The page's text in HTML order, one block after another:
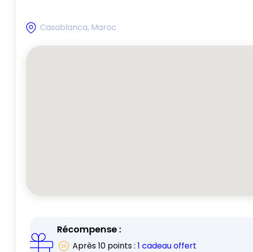
Casablanca, Maroc
Récompense :
Après10 points : 1 cadeau offert